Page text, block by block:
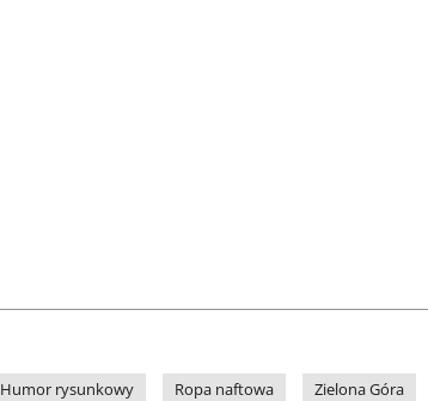
Humor rysunkowy Ropa naftowa Zielona Góra